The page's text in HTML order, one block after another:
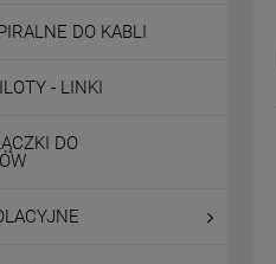
DO KABLI
- LINKI
DO